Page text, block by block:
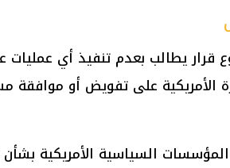
يطالب بعدم تنفيذ أي عمليات
الأمريكية على تفويض أو موافقة
السياسية الأمريكية